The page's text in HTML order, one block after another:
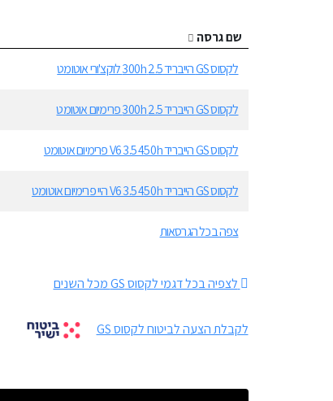
שם גרסה
לקסוס GS הייבריד 2.5 300h לוקצ'ורי אוטומט
לקסוס GS הייבריד 2.5 300h פרימיום אוטומט
לקסוס GS הייבריד V6 3.5 450h פרימיום אוטומט
לקסוס GS הייבריד V6 3.5 450h היי פרימיום אוטומט
צפה בכל הגרסאות
לצפיה בכל דגמי לקסוס GS מכל השנים
לקבלת הצעה לביטוח לקסוס GS